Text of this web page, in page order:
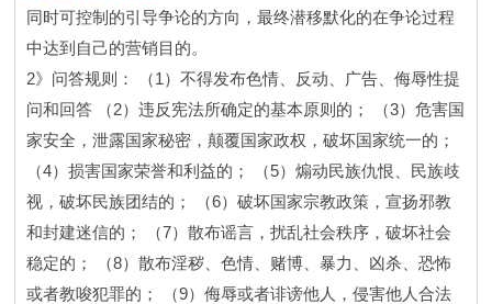
同时可控制的引导争论的方向，最终潜移默化的在争论过程
中达到自己的营销目的。
2》问答规则： （1）不得发布色情、反动、广告、侮辱性提
问和回答
（2）违反宪法所确定的基本原则的； （3）危害国
家安全，泄露国家秘密，颠覆国家政权，破坏国家统一的；
（4）损害国家荣誉和利益的； （5）煽动民族仇恨、民族歧
视，破坏民族团结的；
（6）破坏国家宗教政策，宣扬邪教
和封建迷信的；
（7）散布谣言，扰乱社会秩序，破坏社会
稳定的；
（8）散布淫秽、色情、赌博、暴力、凶杀、恐怖
或者教唆犯罪的；
（9）侮辱或者诽谤他人，侵害他人合法